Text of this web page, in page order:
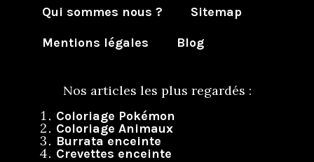
Qui sommes nous ?
Sitemap
Mentions légales
Blog
Nos articles les plus regardés :
Coloriage Pokémon
Coloriage Animaux
Burrata enceinte
Crevettes enceinte